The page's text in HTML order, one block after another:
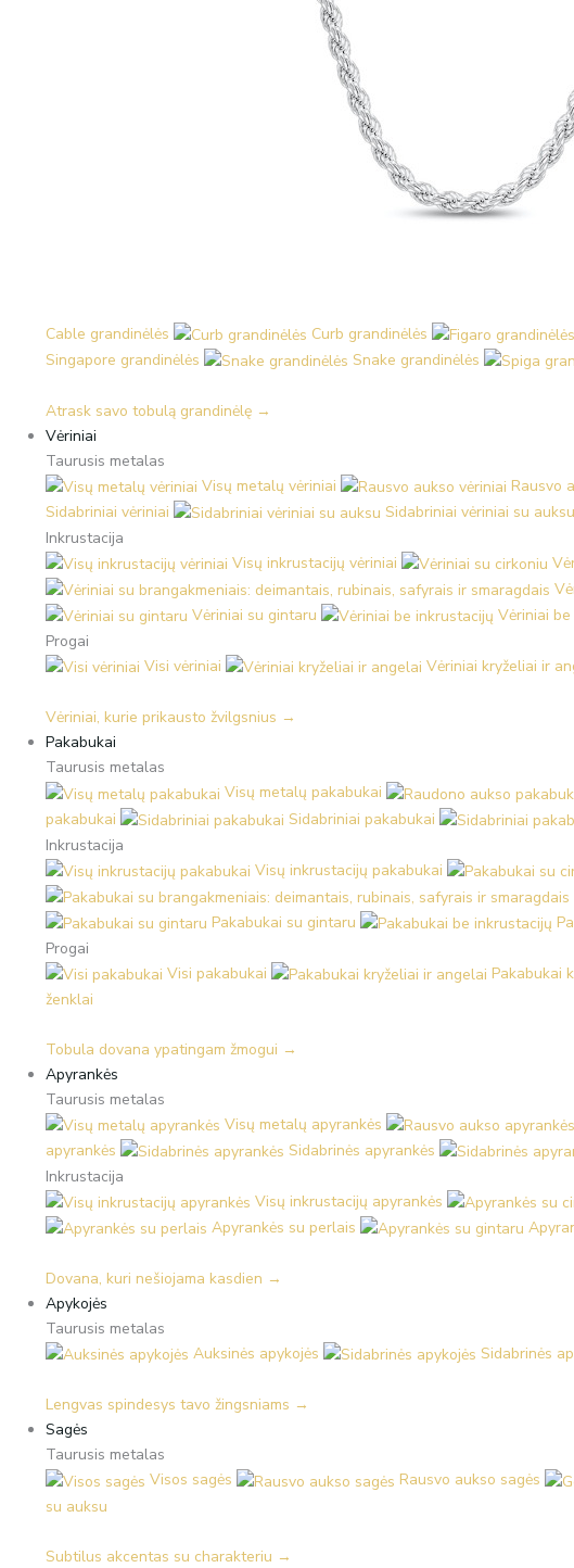
Cable grandinėlės Curb grandinėlės
Singapore grandinėlės
Snake grandinėlės
Atrask savo tobulą grandinėlę →
Vėriniai
Taurusis metalas
Visų metalų vėriniai
Rausvo
Sidabriniai vėriniai
Sidabriniai vėriniai su auksu
Inkrustacija
Visų inkrustacijų vėriniai
Vėriniai su gintaru
Vėriniai
Progai
Visi vėriniai
Vėriniai kryželiai ir
Vėriniai, kurie prikausto žvilgsnius →
Pakabukai
Taurusis metalas
Visų metalų pakabukai
pakabukai
Sidabriniai pakabukai
Inkrustacija
Visų inkrustacijų pakabukai
Pakabukai su gintaru
Progai
Visi pakabukai
Pakabukai
ženklai
Tobula dovana ypatingam žmogui →
Apyrankės
Taurusis metalas
Visų metalų apyrankės
apyrankės
Sidabrinės apyrankės
Inkrustacija
Visų inkrustacijų apyrankės
Apyrankės su perlais
Dovana, kuri nešiojama kasdien →
Apykojės
Taurusis metalas
Auksinės apykojės
Sidabrinės
Lengvas spindesys tavo žingsniams →
Sagės
Taurusis metalas
Visos sagės
Rausvo aukso sagės
su auksu
Subtilus akcentas su charakteriu →